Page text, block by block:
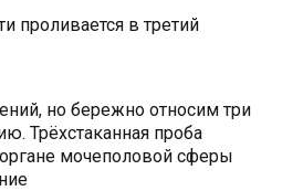
проливается в третий
но бережно относим три
Трёхстаканная проба
мочеполовой сферы